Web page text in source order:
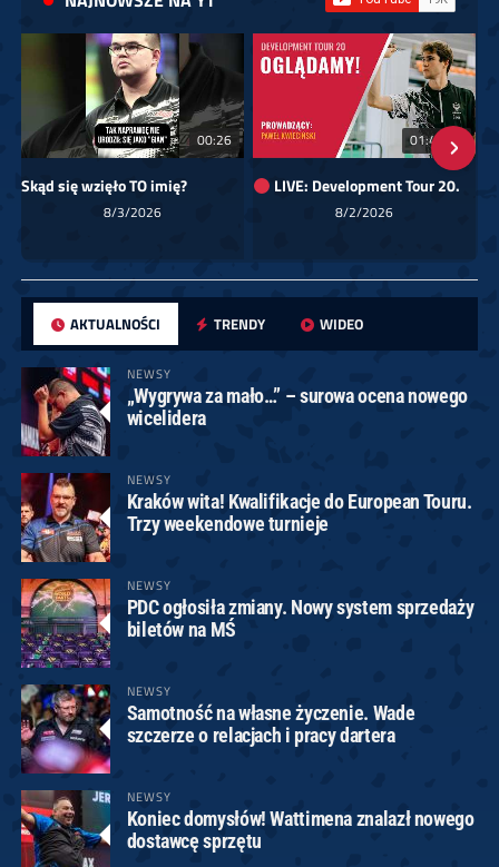
00:26
Skąd się wzięło TO imię?
8/3/2026
01:40:24
LIVE: Development Tour 20.
8/2/2026
AKTUALNOŚCI TRENDY WIDEO
NEWSY
„Wygrywa za mało…” – surowa ocena nowego
wicelidera
NEWSY
Kraków wita! Kwalifikacje do European Touru.
Trzy weekendowe turnieje
NEWSY
PDC ogłosiła zmiany. Nowy system sprzedaży
biletów na MŚ
NEWSY
Samotność na własne życzenie. Wade
szczerze o relacjach i pracy dartera
NEWSY
Koniec domysłów! Wattimena znalazł nowego
dostawcę sprzętu